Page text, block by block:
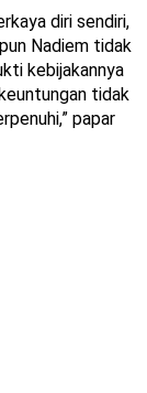
diri sendiri,
Nadiem tidak
kebijakannya
tidak
papar